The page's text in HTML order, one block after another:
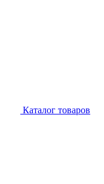
Каталог товаров